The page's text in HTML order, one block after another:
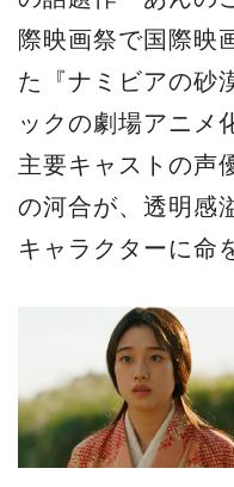
際映画祭で国際映
た『ナミビアの砂
ックの劇場アニメ
主要キャストの声
の河合が、透明感
キャラクターに命